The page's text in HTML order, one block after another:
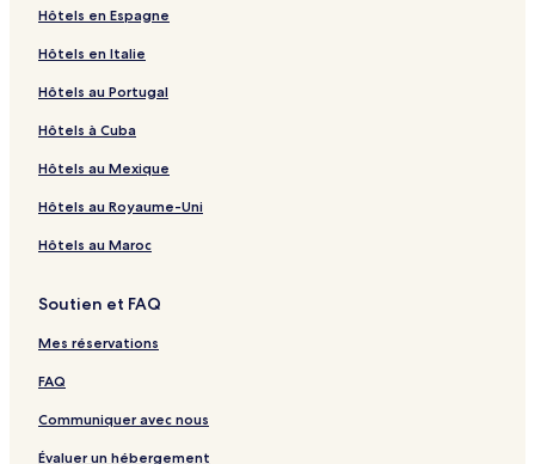
Hôtels en Espagne
Hôtels en Italie
Hôtels au Portugal
Hôtels à Cuba
Hôtels au Mexique
Hôtels au Royaume-Uni
Hôtels au Maroc
Soutien et FAQ
Mes réservations
FAQ
Communiquer avec nous
Évaluer un hébergement